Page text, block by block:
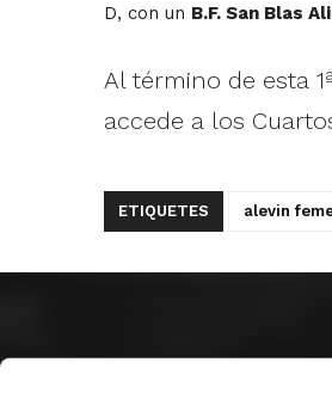
D, con un B.F. San Blas
Al término de esta
accede a los
ETIQUETES alevin